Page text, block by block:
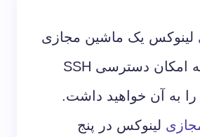
لینوکس یک ماشین مجازی
کامل است که امکان دسترسی SSH
به آن خواهید داشت.
لینوکس در پنج